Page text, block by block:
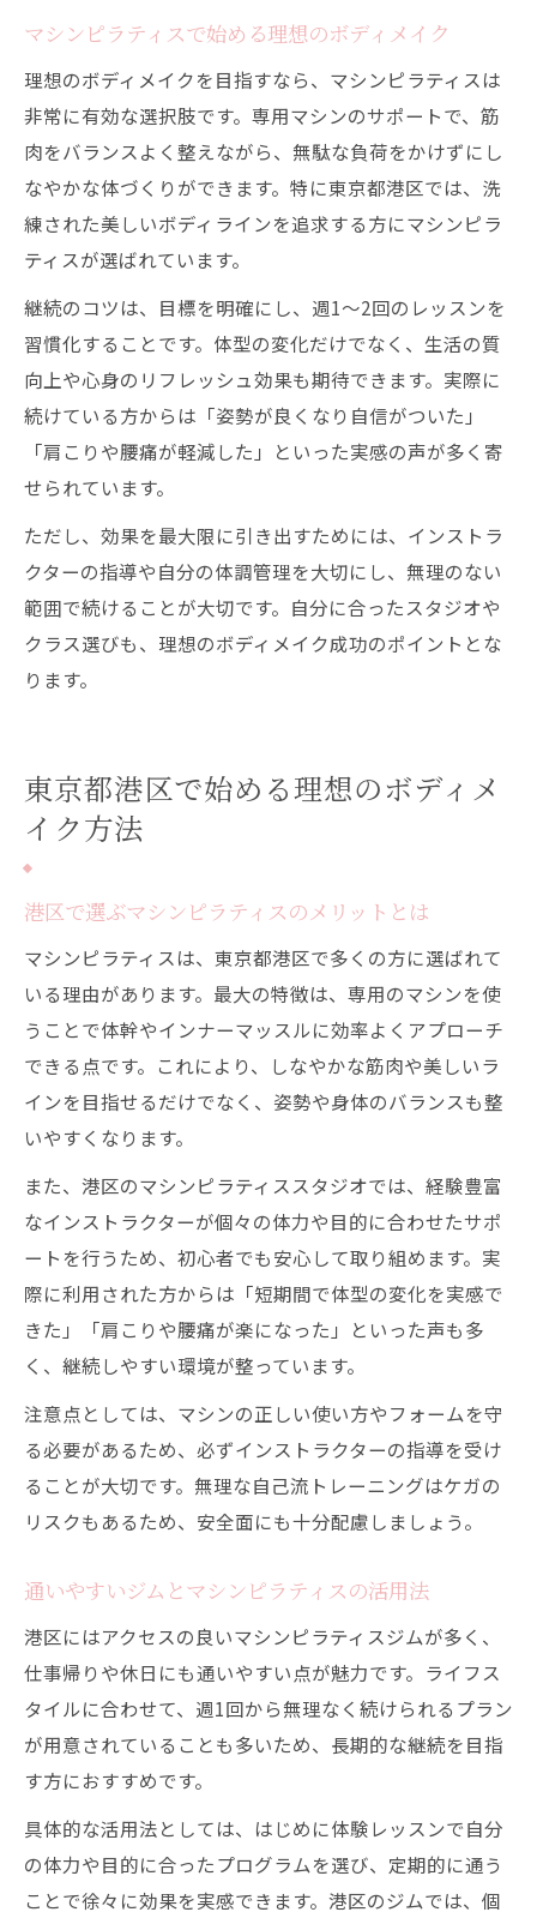
マシンピラティスで始める理想のボディメイク
理想のボディメイクを目指すなら、マシンピラティスは
非常に有効な選択肢です。専用マシンのサポートで、筋
肉をバランスよく整えながら、無駄な負荷をかけずにし
なやかな体づくりができます。特に東京都港区では、洗
練された美しいボディラインを追求する方にマシンピラ
ティスが選ばれています。
継続のコツは、目標を明確にし、週1～2回のレッスンを
習慣化することです。体型の変化だけでなく、生活の質
向上や心身のリフレッシュ効果も期待できます。実際に
続けている方からは「姿勢が良くなり自信がついた」
「肩こりや腰痛が軽減した」といった実感の声が多く寄
せられています。
ただし、効果を最大限に引き出すためには、インストラ
クターの指導や自分の体調管理を大切にし、無理のない
範囲で続けることが大切です。自分に合ったスタジオや
クラス選びも、理想のボディメイク成功のポイントとな
ります。
東京都港区で始める理想のボディメ
イク方法
港区で選ぶマシンピラティスのメリットとは
マシンピラティスは、東京都港区で多くの方に選ばれて
いる理由があります。最大の特徴は、専用のマシンを使
うことで体幹やインナーマッスルに効率よくアプローチ
できる点です。これにより、しなやかな筋肉や美しいラ
インを目指せるだけでなく、姿勢や身体のバランスも整
いやすくなります。
また、港区のマシンピラティススタジオでは、経験豊富
なインストラクターが個々の体力や目的に合わせたサポ
ートを行うため、初心者でも安心して取り組めます。実
際に利用された方からは「短期間で体型の変化を実感で
きた」「肩こりや腰痛が楽になった」といった声も多
く、継続しやすい環境が整っています。
注意点としては、マシンの正しい使い方やフォームを守
る必要があるため、必ずインストラクターの指導を受け
ることが大切です。無理な自己流トレーニングはケガの
リスクもあるため、安全面にも十分配慮しましょう。
通いやすいジムとマシンピラティスの活用法
港区にはアクセスの良いマシンピラティスジムが多く、
仕事帰りや休日にも通いやすい点が魅力です。ライフス
タイルに合わせて、週1回から無理なく続けられるプラン
が用意されていることも多いため、長期的な継続を目指
す方におすすめです。
具体的な活用法としては、はじめに体験レッスンで自分
の体力や目的に合ったプログラムを選び、定期的に通う
ことで徐々に効果を実感できます。港区のジムでは、個